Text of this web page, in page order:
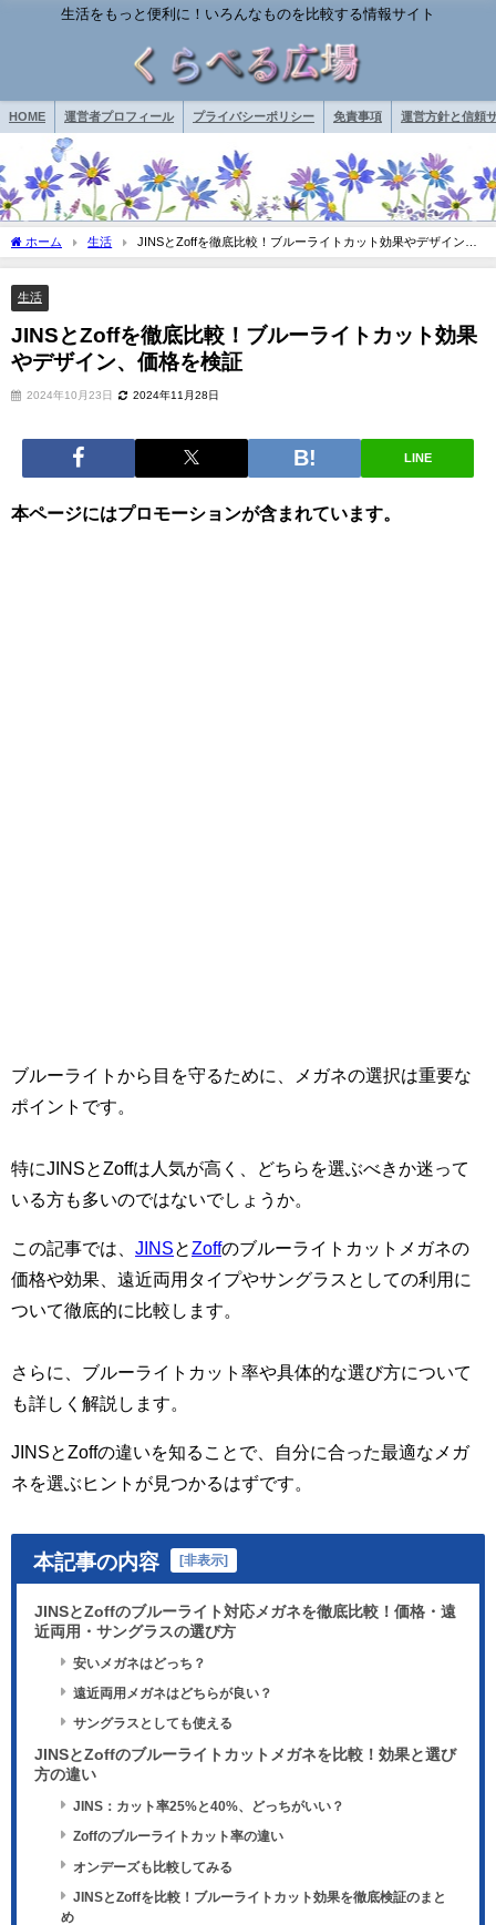
生活をもっと便利に！いろんなものを比較する情報サイト
HOME 運営者プロフィール プライバシーポリシー 免責事項 運営方針と信頼
ホーム 生活
JINSとZoffを徹底比較！ブルーライトカット効果やデザイン、
価格を検証
生活
JINSとZoffを徹底比較！ブルーライトカット効果
やデザイン、価格を検証
2024年10月23日 2024年11月28日
LINE
本ページにはプロモーションが含まれています。
ブルーライトから目を守るために、メガネの選択は重要な
ポイントです。
特にJINSとZoffは人気が高く、どちらを選ぶべきか迷って
いる方も多いのではないでしょうか。
この記事では、 JINS と Zoffのブルーライトカットメガネの
価格や効果、遠近両用タイプやサングラスとしての利用に
ついて徹底的に比較します。
さらに、ブルーライトカット率や具体的な選び方について
も詳しく解説します。
JINSとZoffの違いを知ることで、自分に合った最適なメガ
ネを選ぶヒントが見つかるはずです。
本記事の内容 [非表示]
JINSとZoffのブルーライト対応メガネを徹底比較！価格・遠
近両用・サングラスの選び方
安いメガネはどっち？
遠近両用メガネはどちらが良い？
サングラスとしても使える
JINSとZoffのブルーライトカットメガネを比較！効果と選び
方の違い
JINS：カット率25%と40%、どっちがいい？
Zoffのブルーライトカット率の違い
オンデーズも比較してみる
JINSとZoffを比較！ブルーライトカット効果を徹底検証のまと
め